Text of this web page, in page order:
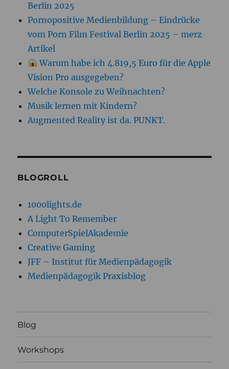
Berlin 2025
Pornopositive Medienbildung – Eindrücke
vom Porn Film Festival Berlin 2025 – merz
Artikel
Warum habe ich 4.819,5 Euro für die Apple
Vision Pro ausgegeben?
Welche Konsole zu Weihnachten?
Musik lernen mit Kindern?
Augmented Reality ist da. PUNKT.
BLOGROLL
1000lights.de
A Light To Remember
ComputerSpielAkademie
Creative Gaming
JFF – Institut für Medienpädagogik
Medienpädagogik Praxisblog
Blog
Workshops